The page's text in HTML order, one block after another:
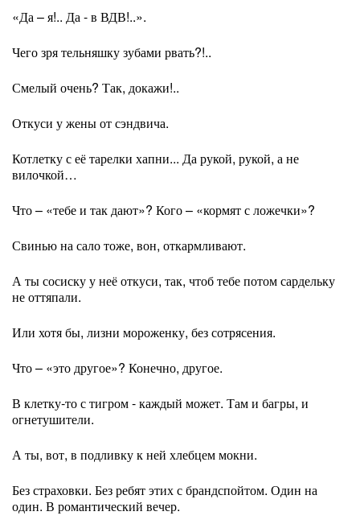
«Да – я!.. Да - в ВДВ!..».
Чего зря тельняшку зубами рвать?!..
Смелый очень? Так, докажи!..
Откуси у жены от сэндвича.
Котлетку с её тарелки хапни... Да рукой, рукой, а не
вилочкой…
Что – «тебе и так дают»? Кого – «кормят с ложечки»?
Свинью на сало тоже, вон, откармливают.
А ты сосиску у неё откуси, так, чтоб тебе потом сардельку
не оттяпали.
Или хотя бы, лизни мороженку, без сотрясения.
Что – «это другое»? Конечно, другое.
В клетку-то с тигром - каждый может. Там и багры, и
огнетушители.
А ты, вот, в подливку к ней хлебцем мокни.
Без страховки. Без ребят этих с брандспойтом. Один на
один. В романтический вечер.